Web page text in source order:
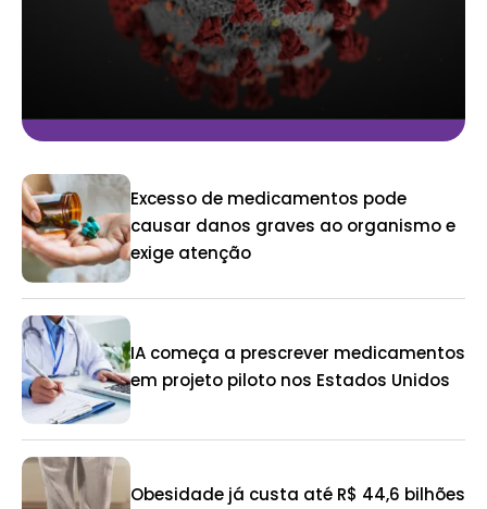
Excesso de medicamentos pode
causar danos graves ao organismo e
exige atenção
IA começa a prescrever medicamentos
em projeto piloto nos Estados Unidos
Obesidade já custa até R$ 44,6 bilhões